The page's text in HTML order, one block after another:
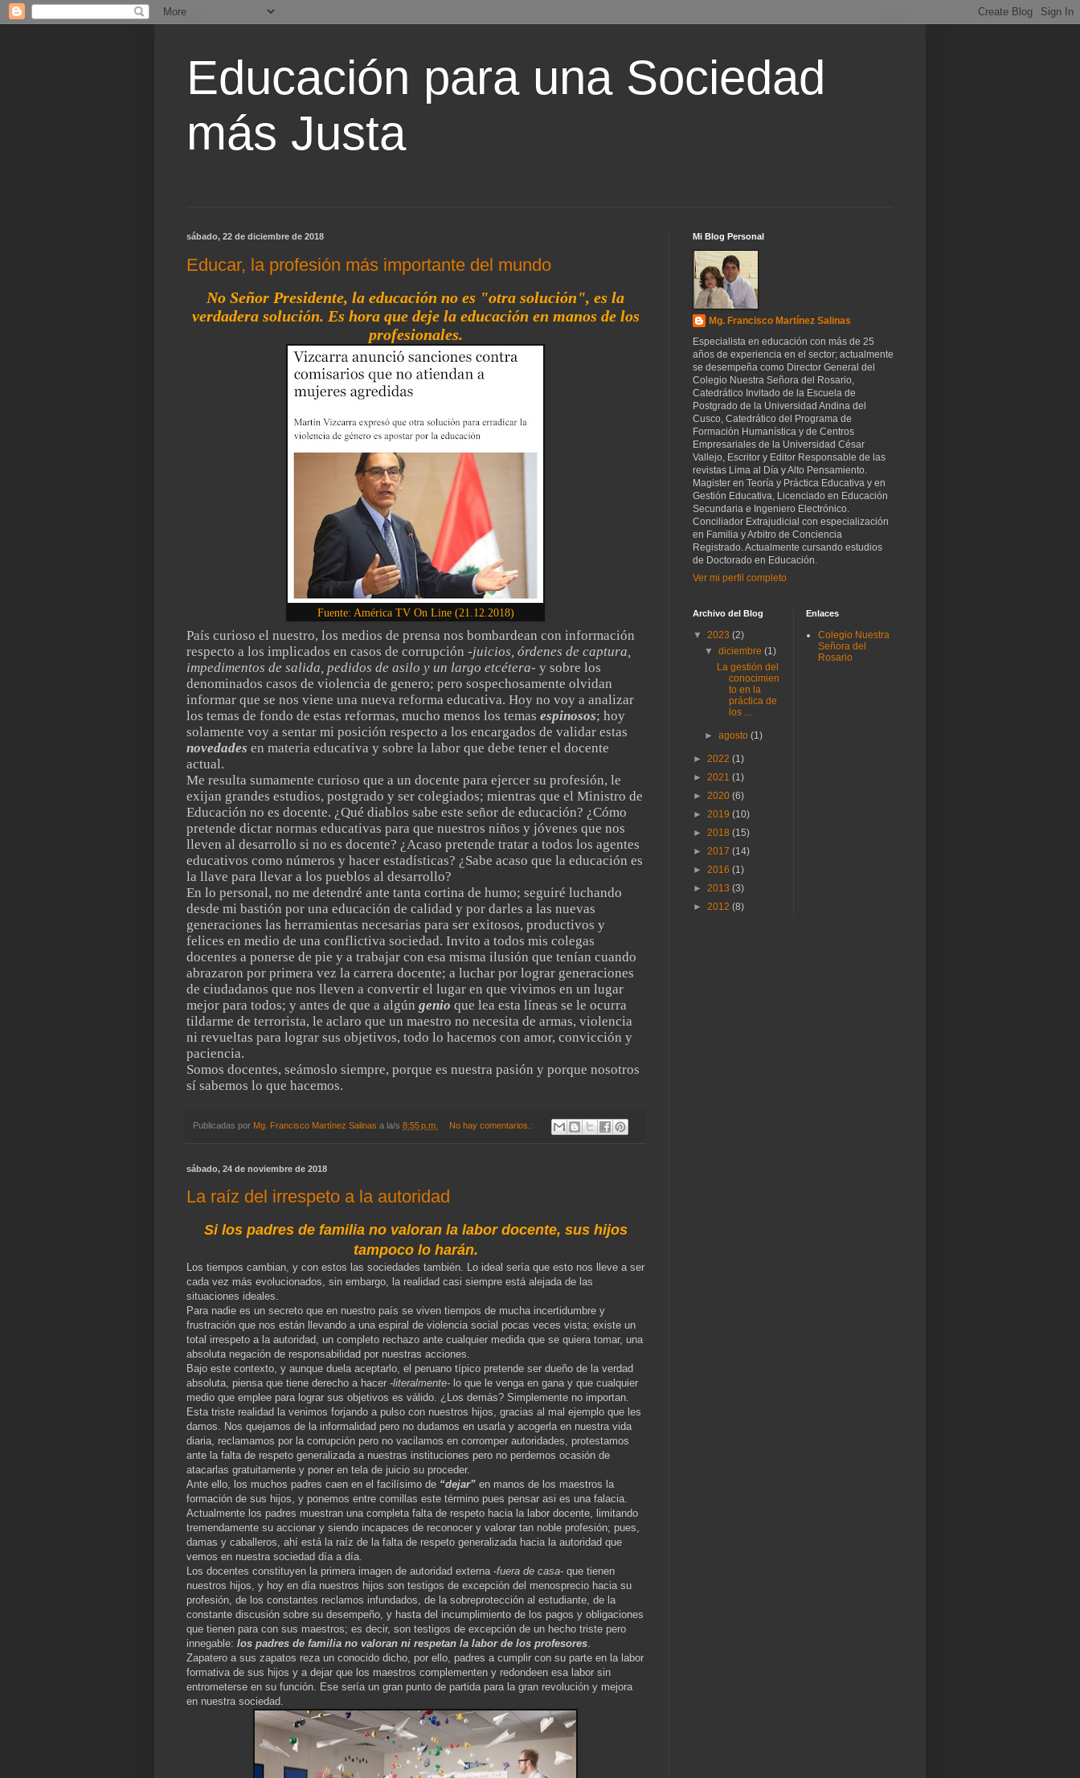
Educación para una Sociedad
más Justa
sábado, 22 de diciembre de 2018
Educar, la profesión más importante del mundo
No Señor Presidente, la educación no es "otra solución", es la
verdadera solución. Es hora que deje la educación en manos de los
profesionales.
Fuente: América TV On Line (21.12.2018)
País curioso el nuestro, los medios de prensa nos bombardean con información
respecto a los implicados en casos de corrupción -juicios, órdenes de captura,
impedimentos de salida, pedidos de asilo y un largo etcétera- y sobre los
denominados casos de violencia de genero; pero sospechosamente olvidan
informar que se nos viene una nueva reforma educativa. Hoy no voy a analizar
los temas de fondo de estas reformas, mucho menos los temas espinosos; hoy
solamente voy a sentar mi posición respecto a los encargados de validar estas
novedades en materia educativa y sobre la labor que debe tener el docente
actual.
Me resulta sumamente curioso que a un docente para ejercer su profesión, le
exijan grandes estudios, postgrado y ser colegiados; mientras que el Ministro de
Educación no es docente. ¿Qué diablos sabe este señor de educación? ¿Cómo
pretende dictar normas educativas para que nuestros niños y jóvenes que nos
lleven al desarrollo si no es docente? ¿Acaso pretende tratar a todos los agentes
educativos como números y hacer estadísticas? ¿Sabe acaso que la educación es
la llave para llevar a los pueblos al desarrollo?
En lo personal, no me detendré ante tanta cortina de humo; seguiré luchando
desde mi bastión por una educación de calidad y por darles a las nuevas
generaciones las herramientas necesarias para ser exitosos, productivos y
felices en medio de una conflictiva sociedad. Invito a todos mis colegas
docentes a ponerse de pie y a trabajar con esa misma ilusión que tenían cuando
abrazaron por primera vez la carrera docente; a luchar por lograr generaciones
de ciudadanos que nos lleven a convertir el lugar en que vivimos en un lugar
mejor para todos; y antes de que a algún genio que lea esta líneas se le ocurra
tildarme de terrorista, le aclaro que un maestro no necesita de armas, violencia
ni revueltas para lograr sus objetivos, todo lo hacemos con amor, convicción y
paciencia.
Somos docentes, seámoslo siempre, porque es nuestra pasión y porque nosotros
sí sabemos lo que hacemos.
Publicadas por Mg. Francisco Martínez Salinas a la/s 8:55 p.m. No hay comentarios.:
sábado, 24 de noviembre de 2018
La raíz del irrespeto a la autoridad
Si los padres de familia no valoran la labor docente, sus hijos
tampoco lo harán.
Los tiempos cambian, y con estos las sociedades también. Lo ideal sería que esto nos lleve a ser
cada vez más evolucionados, sin embargo, la realidad casi siempre está alejada de las
situaciones ideales.
Para nadie es un secreto que en nuestro país se viven tiempos de mucha incertidumbre y
frustración que nos están llevando a una espiral de violencia social pocas veces vista; existe un
total irrespeto a la autoridad, un completo rechazo ante cualquier medida que se quiera tomar, una
absoluta negación de responsabilidad por nuestras acciones.
Bajo este contexto, y aunque duela aceptarlo, el peruano típico pretende ser dueño de la verdad
absoluta, piensa que tiene derecho a hacer -literalmente- lo que le venga en gana y que cualquier
medio que emplee para lograr sus objetivos es válido. ¿Los demás? Simplemente no importan.
Esta triste realidad la venimos forjando a pulso con nuestros hijos, gracias al mal ejemplo que les
damos. Nos quejamos de la informalidad pero no dudamos en usarla y acogerla en nuestra vida
diaria, reclamamos por la corrupción pero no vacilamos en corromper autoridades, protestamos
ante la falta de respeto generalizada a nuestras instituciones pero no perdemos ocasión de
atacarlas gratuitamente y poner en tela de juicio su proceder.
Ante ello, los muchos padres caen en el facilísimo de “dejar” en manos de los maestros la
formación de sus hijos, y ponemos entre comillas este término pues pensar asi es una falacia.
Actualmente los padres muestran una completa falta de respeto hacia la labor docente, limitando
tremendamente su accionar y siendo incapaces de reconocer y valorar tan noble profesión; pues,
damas y caballeros, ahí está la raíz de la falta de respeto generalizada hacia la autoridad que
vemos en nuestra sociedad día a día.
Los docentes constituyen la primera imagen de autoridad externa -fuera de casa- que tienen
nuestros hijos, y hoy en día nuestros hijos son testigos de excepción del menosprecio hacia su
profesión, de los constantes reclamos infundados, de la sobreprotección al estudiante, de la
constante discusión sobre su desempeño, y hasta del incumplimiento de los pagos y obligaciones
que tienen para con sus maestros; es decir, son testigos de excepción de un hecho triste pero
innegable: los padres de familia no valoran ni respetan la labor de los profesores.
Zapatero a sus zapatos reza un conocido dicho, por ello, padres a cumplir con su parte en la labor
formativa de sus hijos y a dejar que los maestros complementen y redondeen esa labor sin
entrometerse en su función. Ese sería un gran punto de partida para la gran revolución y mejora
en nuestra sociedad.
Mi Blog Personal
Mg. Francisco Martínez Salinas
Especialista en educación con más de 25
años de experiencia en el sector; actualmente
se desempeña como Director General del
Colegio Nuestra Señora del Rosario,
Catedrático Invitado de la Escuela de
Postgrado de la Universidad Andina del
Cusco, Catedrático del Programa de
Formación Humanística y de Centros
Empresariales de la Universidad César
Vallejo, Escritor y Editor Responsable de las
revistas Lima al Día y Alto Pensamiento.
Magister en Teoría y Práctica Educativa y en
Gestión Educativa, Licenciado en Educación
Secundaria e Ingeniero Electrónico.
Conciliador Extrajudicial con especialización
en Familia y Arbitro de Conciencia
Registrado. Actualmente cursando estudios
de Doctorado en Educación.
Ver mi perfil completo
Archivo del Blog
▼ 2023 (2)
▼diciembre(1)
La gestión del
conocimien
to en la
práctica de
los ...
►agosto(1)
► 2022 (1)
► 2021 (1)
► 2020 (6)
► 2019 (10)
► 2018 (15)
► 2017 (14)
► 2016 (1)
► 2013 (3)
► 2012 (8)
Enlaces
Colegio Nuestra
Señora del
Rosario